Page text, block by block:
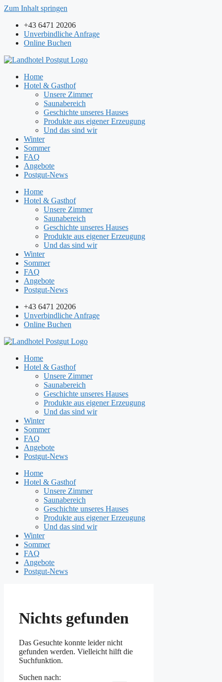
Zum Inhalt springen
+43 6471 20206
Unverbindliche Anfrage
Online Buchen
Home
Hotel & Gasthof
Unsere Zimmer
Saunabereich
Geschichte unseres Hauses
Produkte aus eigener Erzeugung
Und das sind wir
Winter
Sommer
FAQ
Angebote
Postgut-News
Home
Hotel & Gasthof
Unsere Zimmer
Saunabereich
Geschichte unseres Hauses
Produkte aus eigener Erzeugung
Und das sind wir
Winter
Sommer
FAQ
Angebote
Postgut-News
+43 6471 20206
Unverbindliche Anfrage
Online Buchen
Home
Hotel & Gasthof
Unsere Zimmer
Saunabereich
Geschichte unseres Hauses
Produkte aus eigener Erzeugung
Und das sind wir
Winter
Sommer
FAQ
Angebote
Postgut-News
Home
Hotel & Gasthof
Unsere Zimmer
Saunabereich
Geschichte unseres Hauses
Produkte aus eigener Erzeugung
Und das sind wir
Winter
Sommer
FAQ
Angebote
Postgut-News
Nichts gefunden
Das Gesuchte konnte leider nicht
gefunden werden. Vielleicht hilft die
Suchfunktion.
Suchen nach: